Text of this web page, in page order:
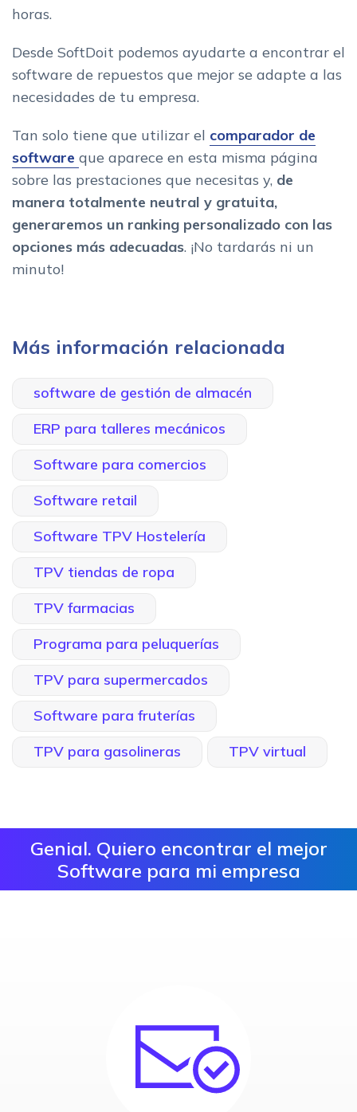
horas.
Desde SoftDoit podemos ayudarte a encontrar el
software de repuestos que mejor se adapte a las
necesidades de tu empresa.
Tan solo tiene que utilizar el comparador de
software que aparece en esta misma página
sobre las prestaciones que necesitas y, de
manera totalmente neutral y gratuita,
generaremos un ranking personalizado con las
opciones más adecuadas. ¡No tardarás ni un
minuto!
Más información relacionada
software de gestión de almacén
ERP para talleres mecánicos
Software para comercios
Software retail
Software TPV Hostelería
TPV tiendas de ropa
TPV farmacias
Programa para peluquerías
TPV para supermercados
Software para fruterías
TPV para gasolineras
TPV virtual
Genial. Quiero encontrar el mejor
Software para mi empresa